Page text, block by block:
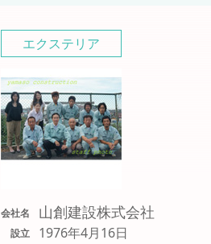
エクステリア
会社名 山創建設株式会社
設立 1976年4月16日